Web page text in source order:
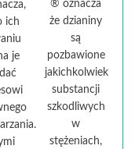
ich
je
® oznacza
że dzianiny
są
pozbawione
jakichkolwiek
substancji
szkodliwych
w
stężeniach,